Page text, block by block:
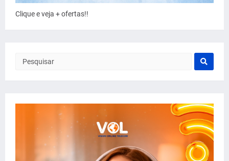
Clique e veja + ofertas!!